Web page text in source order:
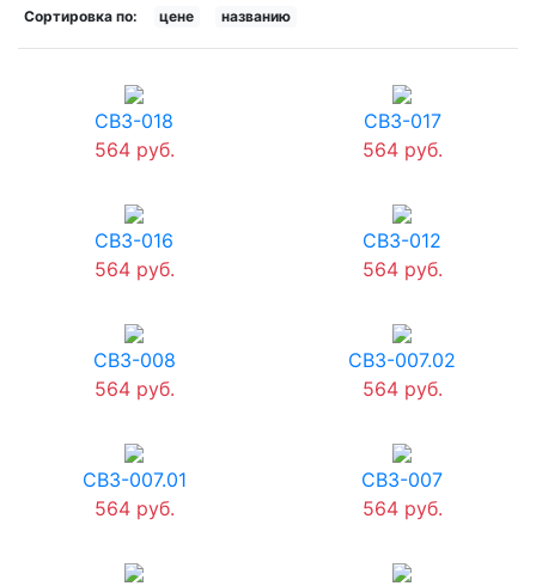
Сортировка по: цене названию
СВ3-018
564 руб.
СВ3-017
564 руб.
СВ3-016
564 руб.
СВ3-012
564 руб.
СВ3-008
564 руб.
СВ3-007.02
564 руб.
СВ3-007.01
564 руб.
СВ3-007
564 руб.